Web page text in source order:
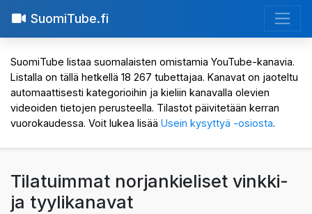
SuomiTube.fi
SuomiTube listaa suomalaisten omistamia YouTube-kanavia.
Listalla on tällä hetkellä 18 267 tubettajaa. Kanavat on jaoteltu
automaattisesti kategorioihin ja kieliin kanavalla olevien
videoiden tietojen perusteella. Tilastot päivitetään kerran
vuorokaudessa. Voit lukea lisää Usein kysyttyä -osiosta.
Tilatuimmat norjankieliset vinkki-
ja tyylikanavat